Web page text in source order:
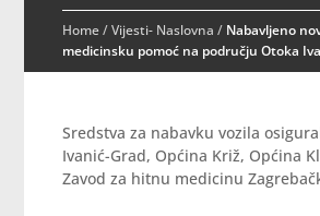
Home/Vijesti- Naslovna / Nabavljeno
medicinsku pomoć na području Otoka
Sredstva za nabavku vozila
Ivanić-Grad, Općina Križ, Općina
Zavod za hitnu medicinu